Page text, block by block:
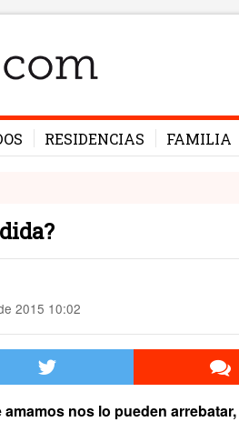
RESIDENCIAS FAMILIA
2015 10:02
amamos nos lo pueden